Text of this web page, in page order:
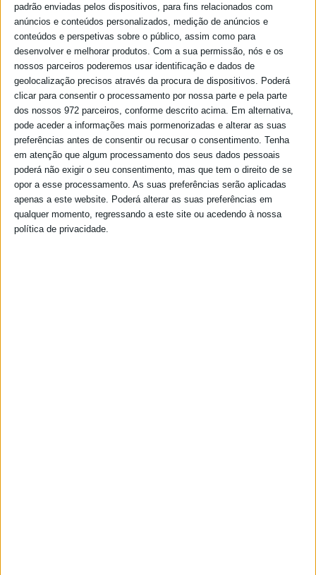
padrão enviadas pelos dispositivos, para fins relacionados com
anúncios e conteúdos personalizados, medição de anúncios e
conteúdos e perspetivas sobre o público, assim como para
desenvolver e melhorar produtos. Com a sua permissão, nós e os
nossos parceiros poderemos usar identificação e dados de
geolocalização precisos através da procura de dispositivos. Poderá
clicar para consentir o processamento por nossa parte e pela parte
dos nossos 972 parceiros, conforme descrito acima. Em alternativa,
pode aceder a informações mais pormenorizadas e alterar as suas
preferências antes de consentir ou recusar o consentimento. Tenha
em atenção que algum processamento dos seus dados pessoais
poderá não exigir o seu consentimento, mas que tem o direito de se
opor a esse processamento. As suas preferências serão aplicadas
apenas a este website. Poderá alterar as suas preferências em
qualquer momento, regressando a este site ou acedendo à nossa
política de privacidade.